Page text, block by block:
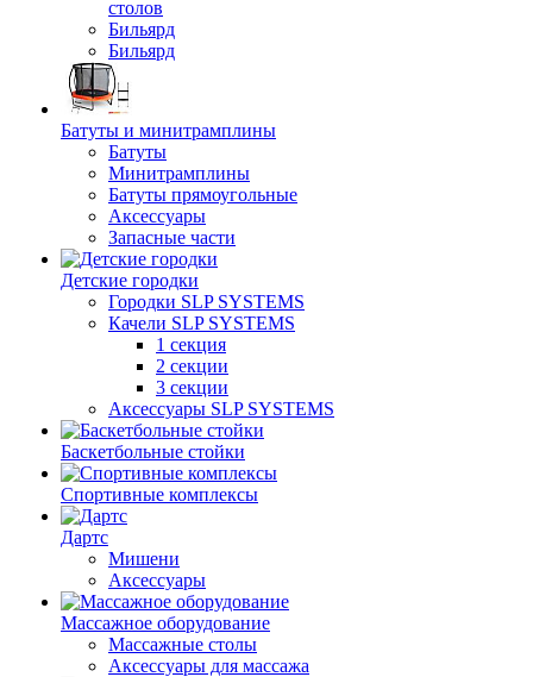
столов
Бильяpд
Бильяpд
Батуты и минитрамплины
Батуты
Минитрамплины
Батуты прямоугольные
Аксессуары
Запасные части
Детские городки
Городки SLP SYSTEMS
Качели SLP SYSTEMS
1 секция
2 секции
3 секции
Аксессуары SLP SYSTEMS
Баскетбольные стойки
Спортивные комплексы
Дартс
Мишени
Аксессуары
Массажное оборудование
Массажные столы
Аксессуары для массажа